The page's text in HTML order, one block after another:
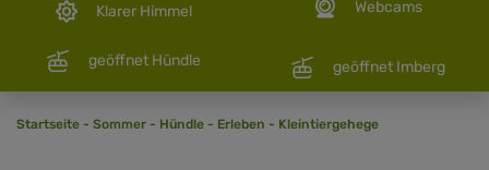
Klarer Himmel
geöffnet Hündle geöffnet Imberg
Webcams
Startseite - Sommer - Hündle - Erleben - Kleintiergehege